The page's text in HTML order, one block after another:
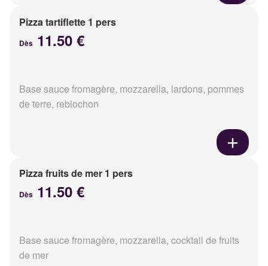
Pizza tartiflette 1 pers
Dès 11.50 €
Base sauce fromagère, mozzarella, lardons, pommes
de terre, reblochon
Pizza fruits de mer 1 pers
Dès 11.50 €
Base sauce fromagère, mozzarella, cocktail de fruits
de mer